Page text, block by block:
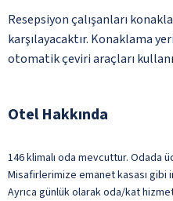
Resepsiyon çalışanları
karşılayacaktır. Konaklama
otomatik çeviri araçları
Otel Hakkında
146 klimalı oda mevcuttur. Odada
Misafirlerimize emanet kasası gibi
Ayrıca günlük olarak oda/kat